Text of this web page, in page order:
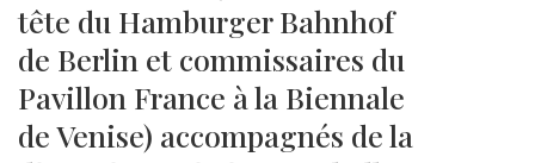
tête du Hamburger Bahnhof
de Berlin et commissaires du
Pavillon France à la Biennale
de Venise) accompagnés de la